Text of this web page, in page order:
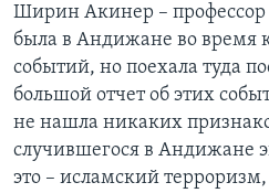
Ширин Акинер –
была в Андижане во время
событий, но поехала туда
большой отчет об этих
не нашла никаких
случившегося в Андижане
это – исламский